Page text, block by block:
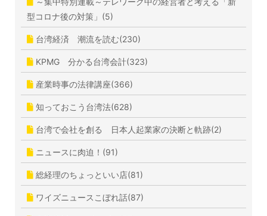
型コロナ後の対策」(5)
台湾経済 潮流を読む(230)
KPMG 分かる台湾会計(323)
産業時事の法律講座(366)
知っておこう台湾法(628)
台湾で会社を創る 日本人起業家の決断と軌跡(2)
ニュースに肉迫！(91)
総経理のちょっといい店(81)
ワイズニュースこぼれ話(87)